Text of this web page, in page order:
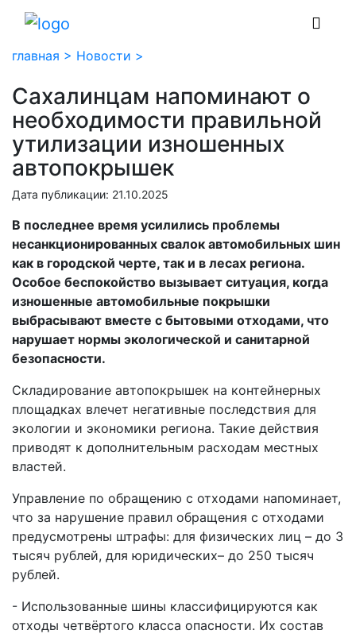
главная > Новости >
Сахалинцам напоминают о
необходимости правильной
утилизации изношенных
автопокрышек
Дата публикации: 21.10.2025
В последнее время усилились проблемы
несанкционированных свалок автомобильных шин
как в городской черте, так и в лесах региона.
Особое беспокойство вызывает ситуация, когда
изношенные автомобильные покрышки
выбрасывают вместе с бытовыми отходами, что
нарушает нормы экологической и санитарной
безопасности.
Складирование автопокрышек на контейнерных
площадках влечет негативные последствия для
экологии и экономики региона. Такие действия
приводят к дополнительным расходам местных
властей.
Управление по обращению с отходами напоминает,
что за нарушение правил обращения с отходами
предусмотрены штрафы: для физических лиц – до 3
тысяч рублей, для юридических– до 250 тысяч
рублей.
- Использованные шины классифицируются как
отходы четвёртого класса опасности. Их состав